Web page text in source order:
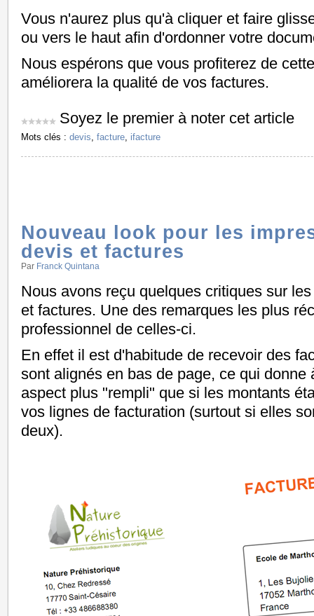
Vous n'aurez plus qu'à cliquer et faire
ou vers le haut afin d'ordonner votre
Nous espérons que vous profiterez de
améliorera la qualité de vos factures.
Soyez le premier à noter cet article
Mots clés : devis, facture, ifacture
Nouveau look pour les
devis et factures
Par Franck Quintana
Nous avons reçu quelques critiques sur
et factures. Une des remarques les plus
professionnel de celles-ci.
En effet il est d'habitude de recevoir des
sont alignés en bas de page, ce qui donne
aspect plus "rempli" que si les montants
vos lignes de facturation (surtout si elles
deux).